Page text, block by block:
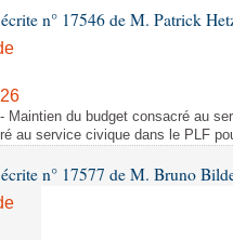
n° 17546 de M. Patrick
Maintien du budget consacré au
au service civique dans le PLF
n° 17577 de M. Bruno